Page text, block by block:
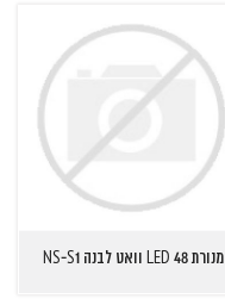
מנורת 48 LED וואט לבנה NS-S1